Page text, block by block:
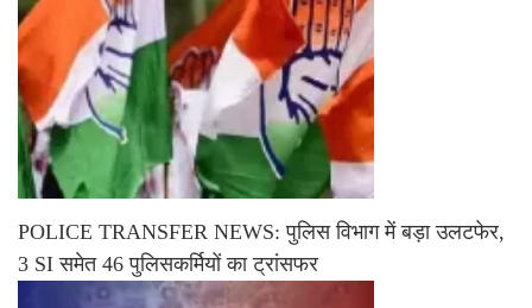
POLICE TRANSFER NEWS: पुलिस विभाग में बड़ा उलटफेर,
3 SI समेत 46 पुलिसकर्मियों का ट्रांसफर